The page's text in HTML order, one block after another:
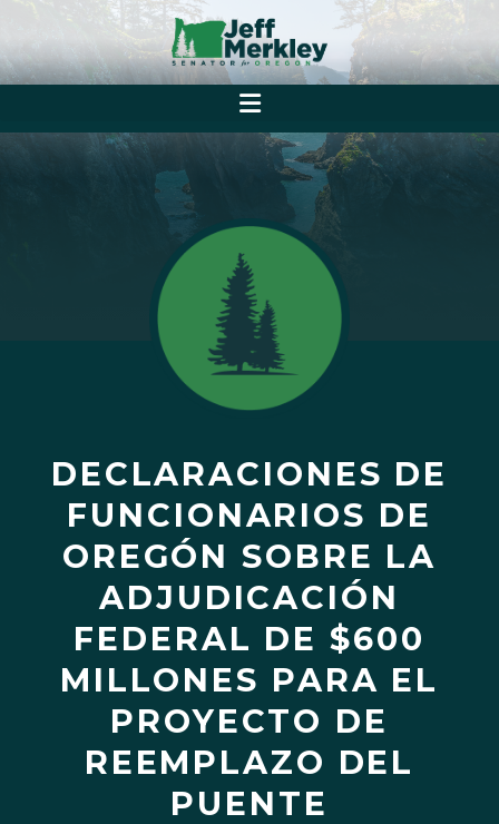
DECLARACIONES DE
FUNCIONARIOS DE
OREGÓN SOBRE LA
ADJUDICACIÓN
FEDERAL DE $600
MILLONES PARA EL
PROYECTO DE
REEMPLAZO DEL
PUENTE